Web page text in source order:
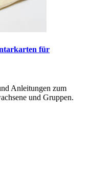
für
Anleitungen zum
und Gruppen.